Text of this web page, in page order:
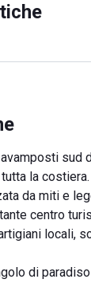
sud
la costiera.
da miti e
centro
locali,
di